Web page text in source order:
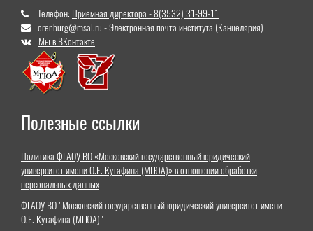
Телефон: Приемная директора - 8(3532) 31-99-11
orenburg@msal.ru - Электронная почта института (Канцелярия)
Мы в ВКонтакте
Полезные ссылки
Политика ФГАОУ ВО «Московский государственный юридический
университет имени О.Е. Кутафина (МГЮА)» в отношении обработки
персональных данных
ФГАОУ ВО "Московский государственный юридический университет имени
О.Е. Кутафина (МГЮА)"